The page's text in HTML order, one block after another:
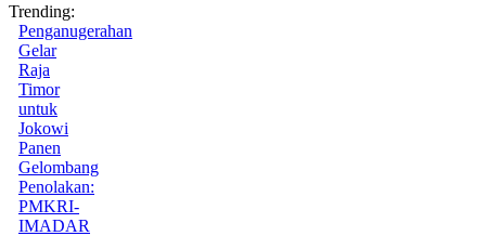
Trending:
Penganugerahan
Gelar
Raja
Timor
untuk
Jokowi
Panen
Gelombang
Penolakan:
PMKRI-
IMADAR